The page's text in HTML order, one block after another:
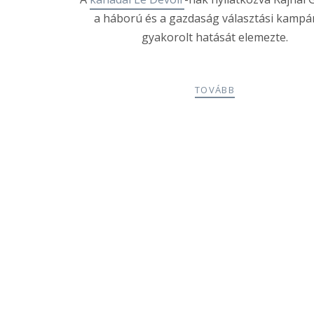
a háború és a gazdaság választási
gyakorolt hatását elemezte.
TOVÁBB